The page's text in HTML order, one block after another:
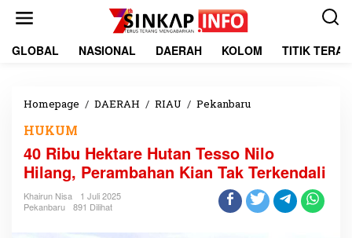
GLOBAL NASIONAL DAERAH KOLOM TITIK
Homepage / DAERAH / RIAU / Pekanbaru
i
b
u
H
e
k
HUKUM
40 Ribu Hektare Hutan Tesso Nilo
Hilang, Perambahan Kian Tak Terkendali
Khairun Nisa
1 Juli 2025
Pekanbaru
891 Dilihat